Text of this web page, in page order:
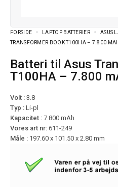
FORSIDE LAPTOP BATTERIER ASUS
TRANSFORMER BOOK T100HA – 7.800
Batteri til Asus Transformer Book
T100HA – 7.800
Volt : 3.8
Typ : Li-pl
Kapacitet : 7.800 mAh
Vores art nr: 611-249
Måle : 197.60 x 101.50 x 2.80 mm